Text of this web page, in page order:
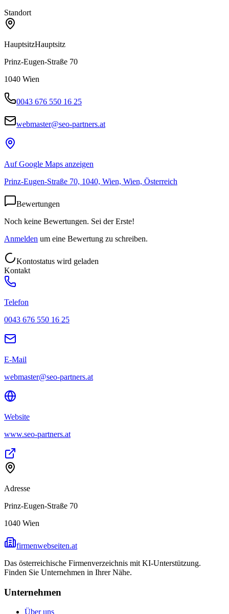
Standort
HauptsitzHauptsitz
Prinz-Eugen-Straße 70
1040 Wien
0043 676 550 16 25
webmaster@seo-partners.at
Auf Google Maps anzeigen
Prinz-Eugen-Straße 70, 1040, Wien, Wien, Österreich
Bewertungen
Noch keine Bewertungen. Sei der Erste!
Anmelden um eine Bewertung zu schreiben.
Kontostatus wird geladen
Kontakt
Telefon
0043 676 550 16 25
E-Mail
webmaster@seo-partners.at
Website
www.seo-partners.at
Adresse
Prinz-Eugen-Straße 70
1040 Wien
firmenwebseiten.at
Das österreichische Firmenverzeichnis mit KI-Unterstützung.
Finden Sie Unternehmen in Ihrer Nähe.
Unternehmen
Über uns